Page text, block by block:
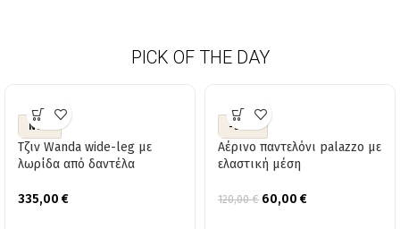
PICK OF THE DAY
NEW
Τζιν Wanda wide-leg με
λωρίδα από δαντέλα
335,00 €
-50%
Αέρινο παντελόνι palazzo με
ελαστική μέση
120,00€ 60,00 €